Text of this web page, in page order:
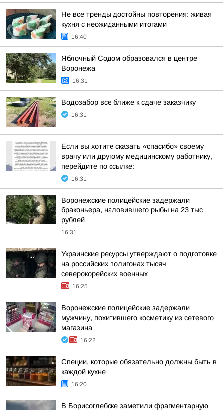
Не все тренды достойны повторения: живая
кухня с неожиданными итогами
16:40
Яблочный Содом образовался в центре
Воронежа
16:31
Водозабор все ближе к сдаче заказчику
16:31
Если вы хотите сказать «спасибо» своему
врачу или другому медицинскому работнику,
перейдите по ссылке:
16:31
Воронежские полицейские задержали
браконьера, наловившего рыбы на 23 тыс
рублей
16:31
Украинские ресурсы утверждают о подготовке
на российских полигонах тысяч
северокорейских военных
16:25
Воронежские полицейские задержали
мужчину, похитившего косметику из сетевого
магазина
16:22
Специи, которые обязательно должны быть в
каждой кухне
16:20
В Борисоглебске заметили фрагментарную